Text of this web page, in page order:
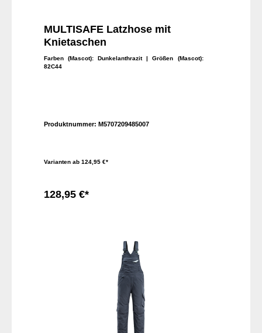
MULTISAFE Latzhose mit
Knietaschen
Farben (Mascot): Dunkelanthrazit
| Größen (Mascot):
82C44
Produktnummer: M5707209485007
Varianten ab124,95 €*
128,95 €*